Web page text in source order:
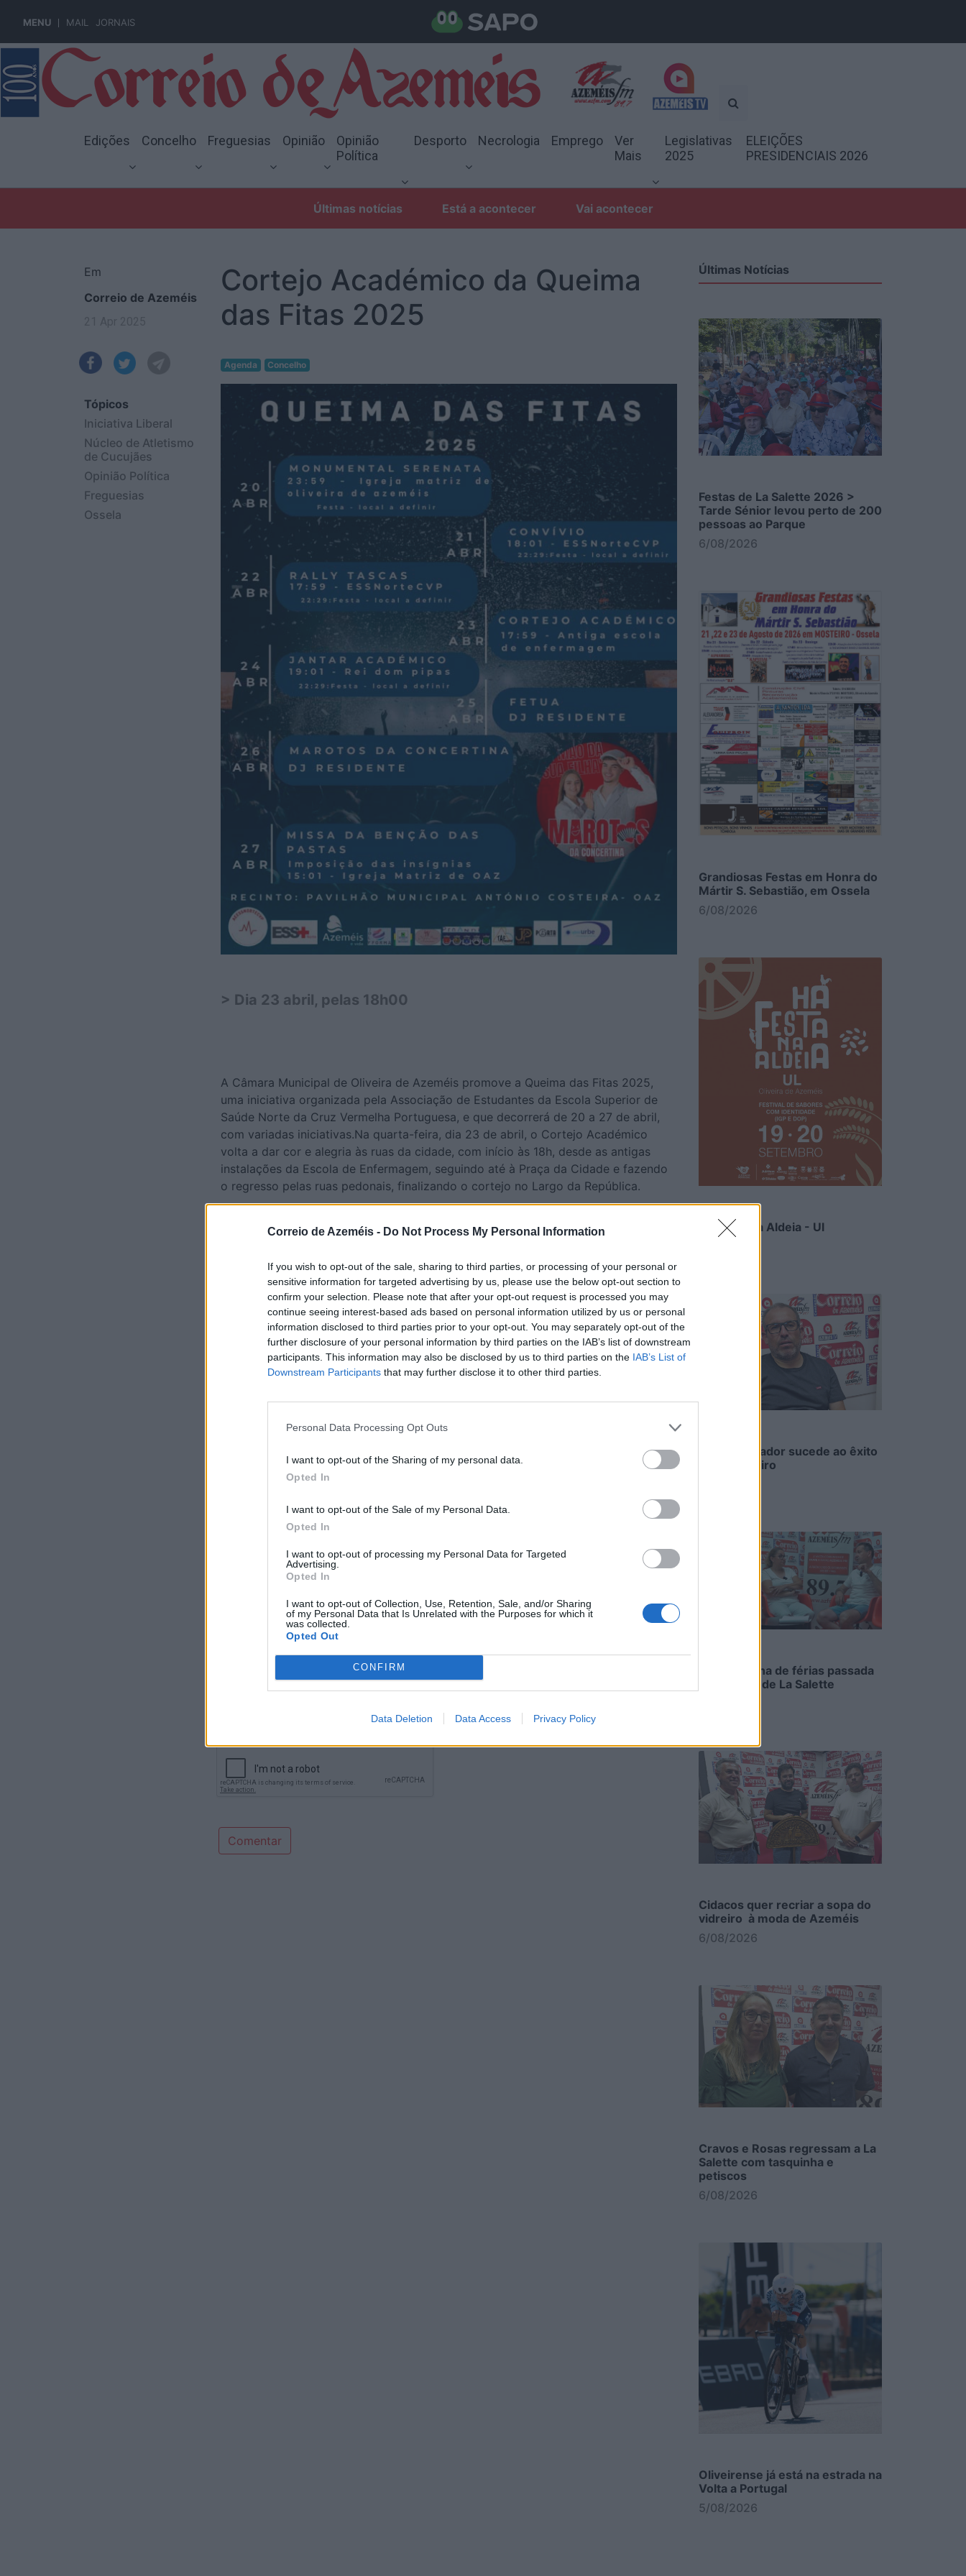
Correio de Azeméis - Do Not Process My Personal Information
If you wish to opt-out of the sale, sharing to third parties, or processing of your personal or
sensitive information for targeted advertising by us, please use the below opt-out section to
confirm your selection. Please note that after your opt-out request is processed you may
continue seeing interest-based ads based on personal information utilized by us or personal
information disclosed to third parties prior to your opt-out. You may separately opt-out of the
further disclosure of your personal information by third parties on the IAB’s list of downstream
participants. This information may also be disclosed by us to third parties on the IAB’s List of
Downstream Participants that may further disclose it to other third parties.
Personal Data Processing Opt Outs
I want to opt-out of the Sharing of my personal data.
Opted In
I want to opt-out of the Sale of my Personal Data.
Opted In
I want to opt-out of processing my Personal Data for Targeted
Advertising.
Opted In
I want to opt-out of Collection, Use, Retention, Sale, and/or Sharing
of my Personal Data that Is Unrelated with the Purposes for which it
was collected.
Opted Out
CONFIRM
Data Deletion Data Access Privacy Policy
MENU MAIL JORNAIS
Edições Concelho Freguesias Opinião
Opinião
Política
Desporto Necrologia Emprego
Ver
Mais
Legislativas
2025
ELEIÇÕES
PRESIDENCIAIS 2026
Últimas notícias Está a acontecer Vai acontecer
Em
Correio de Azeméis
Tópicos
Iniciativa Liberal
Núcleo de Atletismo
de Cucujães
Opinião Política
Freguesias
Ossela
Cortejo Académico da Queima
das Fitas 2025
Agenda Concelho
> Dia 23 abril, pelas 18h00
A Câmara Municipal de Oliveira de Azeméis promove a Queima das Fitas 2025,
uma iniciativa organizada pela Associação de Estudantes da Escola Superior de
Saúde Norte da Cruz Vermelha Portuguesa, e que decorrerá de 20 a 27 de abril,
com variadas iniciativas.Na quarta-feira, dia 23 de abril, o Cortejo Académico
volta a dar cor e alegria às ruas da cidade, com início às 18h, desde as antigas
instalações da Escola de Enfermagem, seguindo até à Praça da Cidade e fazendo
o regresso pelas ruas pedonais, finalizando o cortejo no Largo da República.
Comente Aqui!
Comentário*
Comentar
Últimas Notícias
Festas de La Salette 2026 >
Tarde Sénior levou perto de 200
pessoas ao Parque
6/08/2026
Grandiosas Festas em Honra do
Mártir S. Sebastião, em Ossela
6/08/2026
Há Festa na Aldeia - Ul
Sopa à lavrador sucede ao êxito
da do vidreiro
Uma semana de férias passada
na cozinha de La Salette
Cidacos quer recriar a sopa do
vidreiro à moda de Azeméis
6/08/2026
Cravos e Rosas regressam a La
Salette com tasquinha e
petiscos
6/08/2026
Oliveirense já está na estrada na
Volta a Portugal
5/08/2026